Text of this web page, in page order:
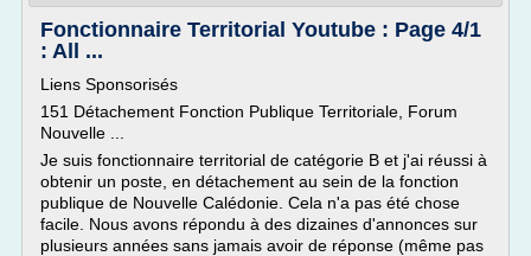
Fonctionnaire Territorial Youtube : Page 4/1
: All ...
Liens Sponsorisés
151 Détachement Fonction Publique Territoriale, Forum
Nouvelle ...
Je suis fonctionnaire territorial de catégorie B et j'ai réussi à
obtenir un poste, en détachement au sein de la fonction
publique de Nouvelle Calédonie. Cela n'a pas été chose
facile. Nous avons répondu à des dizaines d'annonces sur
plusieurs années sans jamais avoir de réponse (même pas